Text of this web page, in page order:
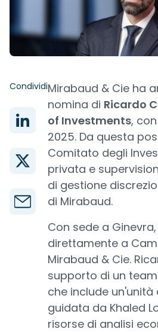
CondividiMirabaud & Cie ha
nomina di Ricardo
of Investments,
2025. Da questa
Comitato degli
privata e
di gestione
di Mirabaud.
Con sede a
direttamente a
Mirabaud & Cie.
supporto di un
che include
guidata da Khaled
risorse di analisi